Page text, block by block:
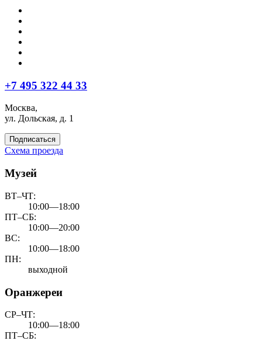
+7 495 322 44 33
Москва,
ул. Дольская, д. 1
Подписаться
Схема проезда
Музей
ВТ–ЧТ:
10:00—18:00
ПТ–СБ:
10:00—20:00
ВС:
10:00—18:00
ПН:
выходной
Оранжереи
СР–ЧТ:
10:00—18:00
ПТ–СБ: